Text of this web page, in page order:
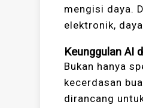
mengisi daya.
elektronik,
Keunggulan AI
Bukan hanya
kecerdasan
dirancang